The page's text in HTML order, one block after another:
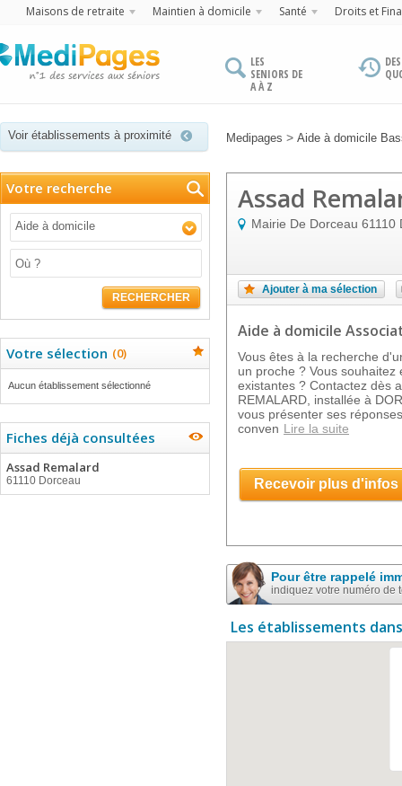
Maisons de retraite Maintien à domicile Santé Droits et
LES
SENIORS DE
A À Z
Voir établissements à proximité Medipages > Aide à domicile
Votre recherche
Aide à domicile
RECHERCHER
Votre sélection (0)
Aucun établissement sélectionné
Fiches déjà consultées
Assad Remalard
61110 Dorceau
Assad
Mairie De Dorceau 61110
Ajouter à ma sélection
Aide à domicile
Vous êtes à la recherche
un proche ? Vous
existantes ? Contactez dès
REMALARD, installée à
vous présenter ses
conven Lire la suite
Recevoir plus d'infos
Pour être rappelé
indiquez votre numéro de
Les établissements